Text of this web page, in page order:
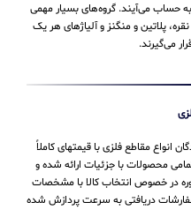
حساب می‌‌آیند. گروه‌های بسیار مهمی
پلاتین و منگنز و آلیاژهای هر یک
می‌‌گیرند.
انواع مقاطع فلزی با قیمتهای کاملاً
محصولات با جزئیات ارائه شده و
در خصوص انتخاب کالا با مشخصات
دریافتی به سرعت پردازش شده